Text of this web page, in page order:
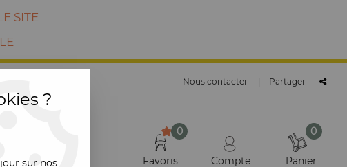
SITE
Nous contacter Partager
0
Favoris Compte
0
Panier
?
sur nos